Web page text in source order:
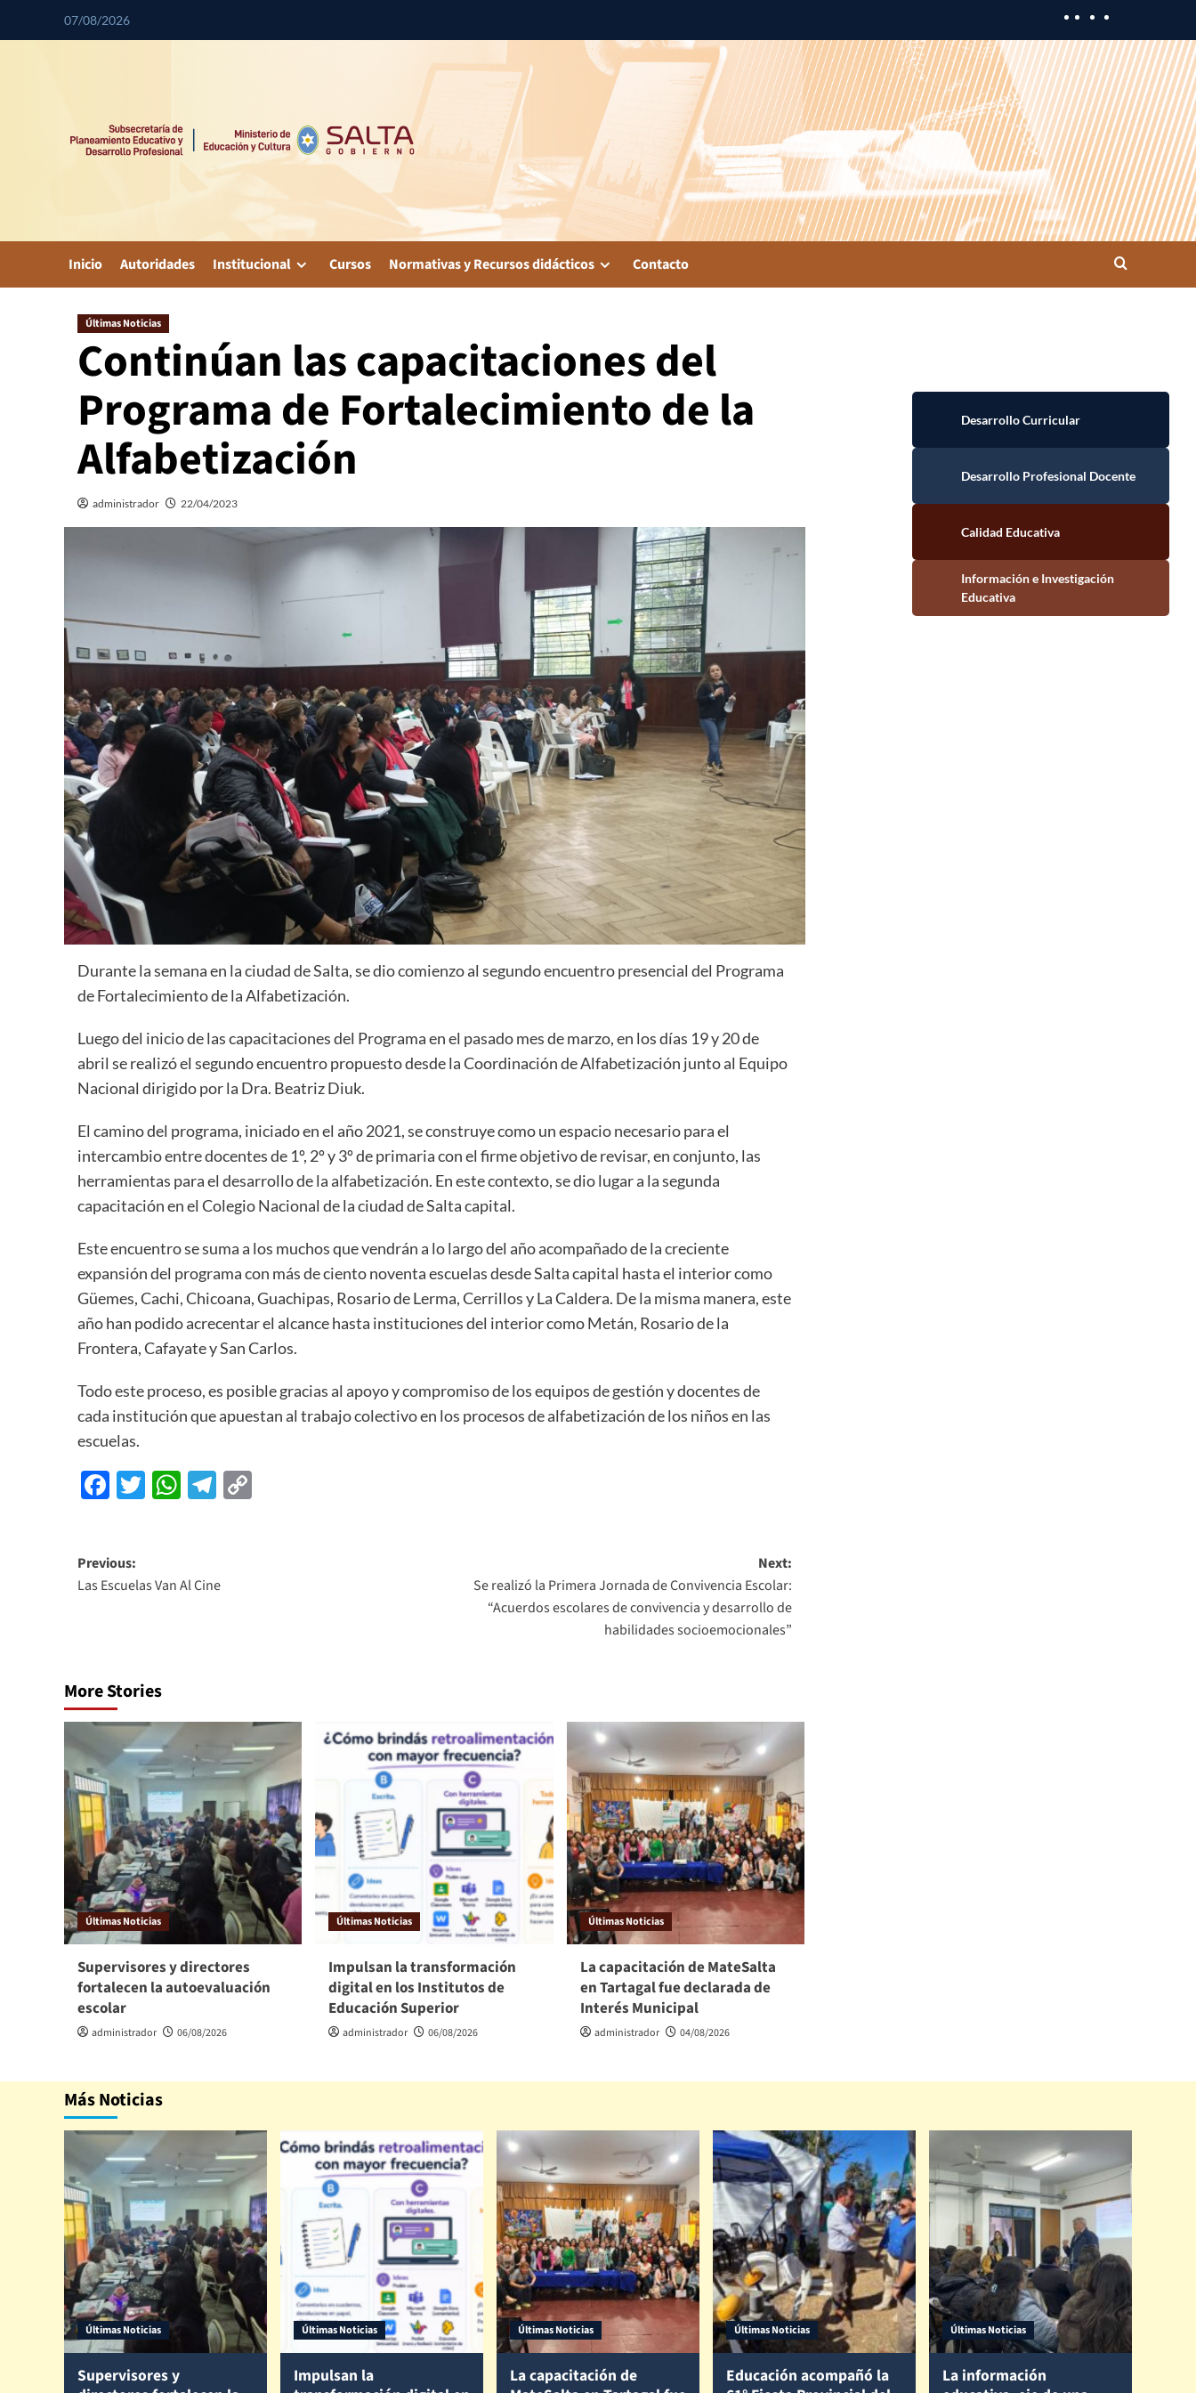
07/08/2026
Inicio Autoridades Institucional Cursos Normativas y Recursos didácticos Contacto
Últimas Noticias
Continúan las capacitaciones del
Programa de Fortalecimiento de la
Alfabetización
administrador 22/04/2023
Durante la semana en la ciudad de Salta, se dio comienzo al segundo encuentro presencial del Programa
de Fortalecimiento de la Alfabetización.
Luego del inicio de las capacitaciones del Programa en el pasado mes de marzo, en los días 19 y 20 de
abril se realizó el segundo encuentro propuesto desde la Coordinación de Alfabetización junto al Equipo
Nacional dirigido por la Dra. Beatriz Diuk.
El camino del programa, iniciado en el año 2021, se construye como un espacio necesario para el
intercambio entre docentes de 1º, 2º y 3º de primaria con el firme objetivo de revisar, en conjunto, las
herramientas para el desarrollo de la alfabetización. En este contexto, se dio lugar a la segunda
capacitación en el Colegio Nacional de la ciudad de Salta capital.
Este encuentro se suma a los muchos que vendrán a lo largo del año acompañado de la creciente
expansión del programa con más de ciento noventa escuelas desde Salta capital hasta el interior como
Güemes, Cachi, Chicoana, Guachipas, Rosario de Lerma, Cerrillos y La Caldera. De la misma manera, este
año han podido acrecentar el alcance hasta instituciones del interior como Metán, Rosario de la
Frontera, Cafayate y San Carlos.
Todo este proceso, es posible gracias al apoyo y compromiso de los equipos de gestión y docentes de
cada institución que apuestan al trabajo colectivo en los procesos de alfabetización de los niños en las
escuelas.
Facebook
Twitter
WhatsApp
Telegram
Previous:
Las Escuelas Van Al Cine
Next:
Se realizó la Primera Jornada de Convivencia Escolar:
“Acuerdos escolares de convivencia y desarrollo de
habilidades socioemocionales”
More Stories
Últimas Noticias
Supervisores y directores
fortalecen la autoevaluación
escolar
administrador 06/08/2026
Últimas Noticias
Impulsan la transformación
digital en los Institutos de
Educación Superior
administrador 06/08/2026
Últimas Noticias
La capacitación de MateSalta
en Tartagal fue declarada de
Interés Municipal
administrador 04/08/2026
Información e Investigación Educativa
Más Noticias
Últimas Noticias
Supervisores y
Últimas Noticias
Impulsan la
Últimas Noticias
La capacitación de
Últimas Noticias
Educación acompañó la
Últimas Noticias
La información